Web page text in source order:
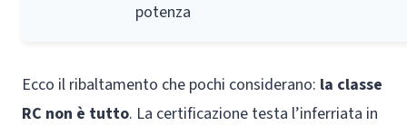
potenza
Ecco il ribaltamento che pochi considerano: la classe
RC non è tutto. La certificazione testa l’inferriata in